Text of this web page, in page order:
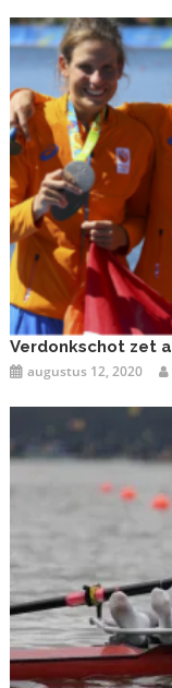
Verdonkschot zet
augustus 12, 2020